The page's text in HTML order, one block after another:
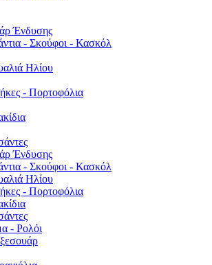
Ένδυσης
- Σκούφοι - Κασκόλ
Ηλίου
- Πορτοφόλια
Ένδυσης
- Σκούφοι - Κασκόλ
Ηλίου
- Πορτοφόλια
- Ρολόι